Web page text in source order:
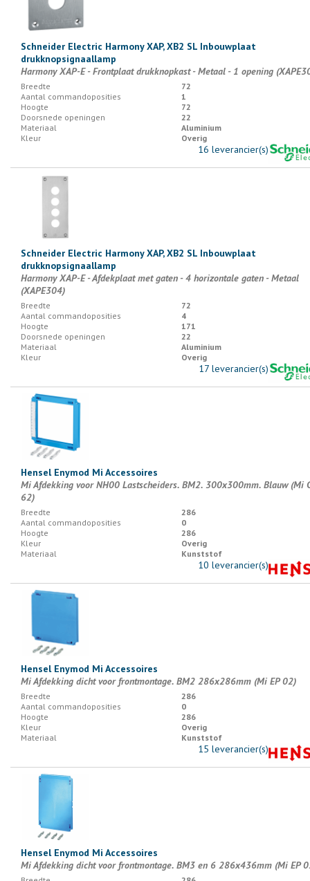
Schneider Electric Harmony XAP, XB2 SL Inbouwplaat
drukknopsignaallamp
Harmony XAP-E - Frontplaat drukknopkast - Metaal - 1 opening
Breedte
72
Aantal commandoposities
1
Hoogte
72
Doorsnede openingen
22
Materiaal
Aluminium
Kleur
Overig
16 leverancier(s)
Schneider Electric Harmony XAP, XB2 SL Inbouwplaat
drukknopsignaallamp
Harmony XAP-E - Afdekplaat met gaten - 4 horizontale gaten - Metaal
(XAPE304)
Breedte
72
Aantal commandoposities
4
Hoogte
171
Doorsnede openingen
22
Materiaal
Aluminium
Kleur
Overig
17 leverancier(s)
Hensel Enymod Mi Accessoires
Mi Afdekking voor NH00 Lastscheiders. BM2. 300x300mm. Blauw (Mi
62)
Breedte
286
Aantal commandoposities
0
Hoogte
286
Kleur
Overig
Materiaal
Kunststof
10 leverancier(s)
Hensel Enymod Mi Accessoires
Mi Afdekking dicht voor frontmontage. BM2 286x286mm (Mi EP 02)
Breedte
286
Aantal commandoposities
0
Hoogte
286
Kleur
Overig
Materiaal
Kunststof
15 leverancier(s)
Hensel Enymod Mi Accessoires
Mi Afdekking dicht voor frontmontage. BM3 en 6 286x436mm (Mi EP